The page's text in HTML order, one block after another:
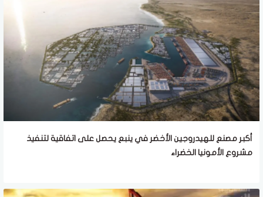
أكبر مصنع للهيدروجين الأخضر في ينبع يحصل على اتفاقية لتنفيذ
مشروع الأمونيا الخضراء